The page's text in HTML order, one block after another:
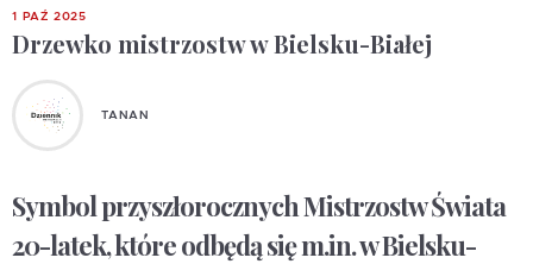
1 PAŹ 2025
Drzewko mistrzostw w Bielsku-Białej
TANAN
Symbol przyszłorocznych Mistrzostw Świata
20-latek, które odbędą się m.in. w Bielsku-